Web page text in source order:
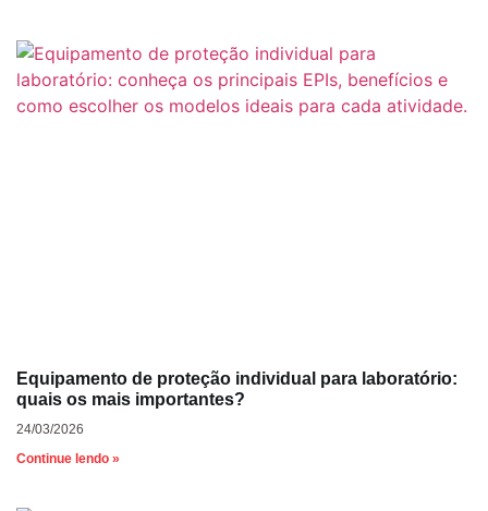
Equipamento de proteção individual para laboratório:
quais os mais importantes?
24/03/2026
Continue lendo »